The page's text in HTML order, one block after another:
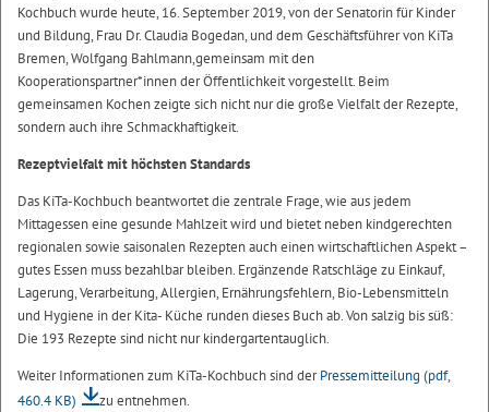
Kochbuch wurde heute, 16. September 2019, von der Senatorin für Kinder
und Bildung, Frau Dr. Claudia Bogedan, und dem Geschäftsführer von KiTa
Bremen, Wolfgang Bahlmann,gemeinsam mit den
Kooperationspartner*innen der Öffentlichkeit vorgestellt. Beim
gemeinsamen Kochen zeigte sich nicht nur die große Vielfalt der Rezepte,
sondern auch ihre Schmackhaftigkeit.
Rezeptvielfalt mit höchsten Standards
Das KiTa-Kochbuch beantwortet die zentrale Frage, wie aus jedem
Mittagessen eine gesunde Mahlzeit wird und bietet neben kindgerechten
regionalen sowie saisonalen Rezepten auch einen wirtschaftlichen Aspekt –
gutes Essen muss bezahlbar bleiben. Ergänzende Ratschläge zu Einkauf,
Lagerung, Verarbeitung, Allergien, Ernährungsfehlern, Bio-Lebensmitteln
und Hygiene in der Kita- Küche runden dieses Buch ab. Von salzig bis süß:
Die 193 Rezepte sind nicht nur kindergartentauglich.
Weiter Informationen zum KiTa-Kochbuch sind derPressemitteilung (pdf,
460.4 KB)
zu entnehmen.